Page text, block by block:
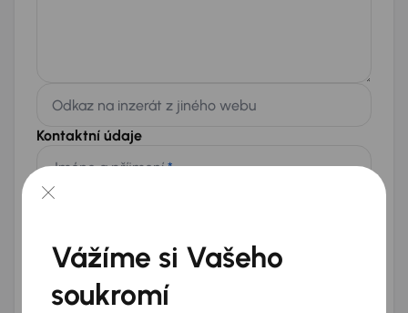
Odkaz na inzerát z jiného webu
Kontaktní údaje
Jméno a příjmení*
+420
E-mail*
Přeji si dostávat informace o atraktivních slevových
nabídkách
Vážíme si Vašeho
soukromí